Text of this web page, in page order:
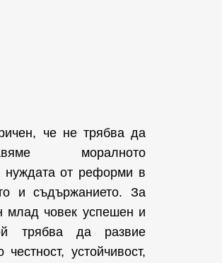
че не трябва да
моралното
нуждата от реформи в
и съдържанието. За
млад човек успешен и
трябва да развие
честност, устойчивост,